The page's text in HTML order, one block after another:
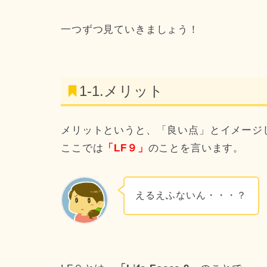
一つずつ見ていきましょう！
1-1.メリット
メリットというと、「良い点」とイメージ
ここでは 「LF９」 のことを言います。
えるえふないん・・・？